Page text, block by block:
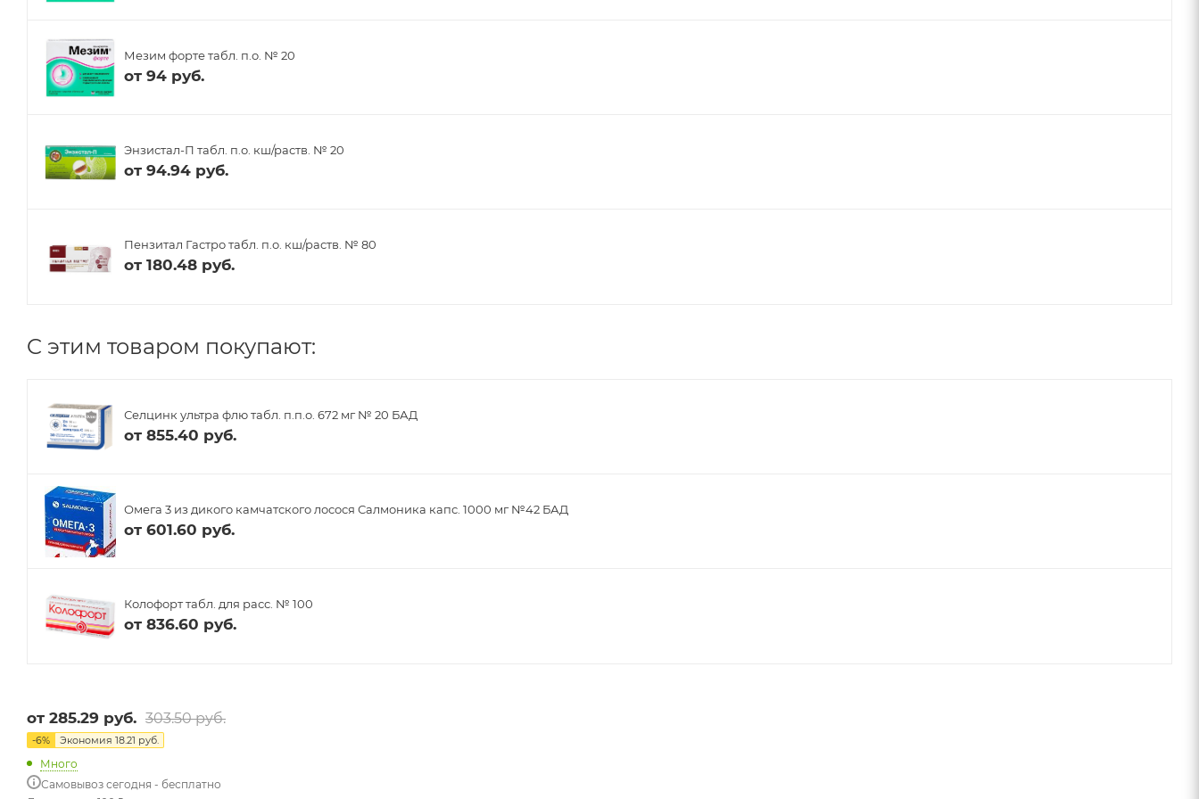
Мезим форте табл. п.о. № 20
от 94 руб.
Энзистал-П табл. п.о. кш/раств. № 20
от 94.94 руб.
Пензитал Гастро табл. п.о. кш/раств. № 80
от 180.48 руб.
C этим товаром покупают:
Селцинк ультра флю табл. п.п.о. 672 мг № 20 БАД
от 855.40 руб.
Омега 3 из дикого камчатского лосося Салмоника капс. 1000 мг №42 БАД
от 601.60 руб.
Колофорт табл. для расс. № 100
от 836.60 руб.
от 285.29 руб. 303.50 руб.
-6% Экономия 18.21 руб.
Много
Самовывоз сегодня - бесплатно